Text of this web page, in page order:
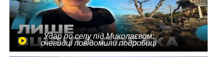
Удар по селу під Миколаєвом:
очевидці повідомили подробиці